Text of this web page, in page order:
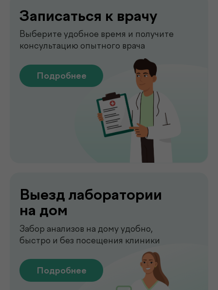
Точные лабораторные анализы с быстрым
Чек-апы
на дом
Забор анализов на дому удобно,
быстро и без посещения клиники